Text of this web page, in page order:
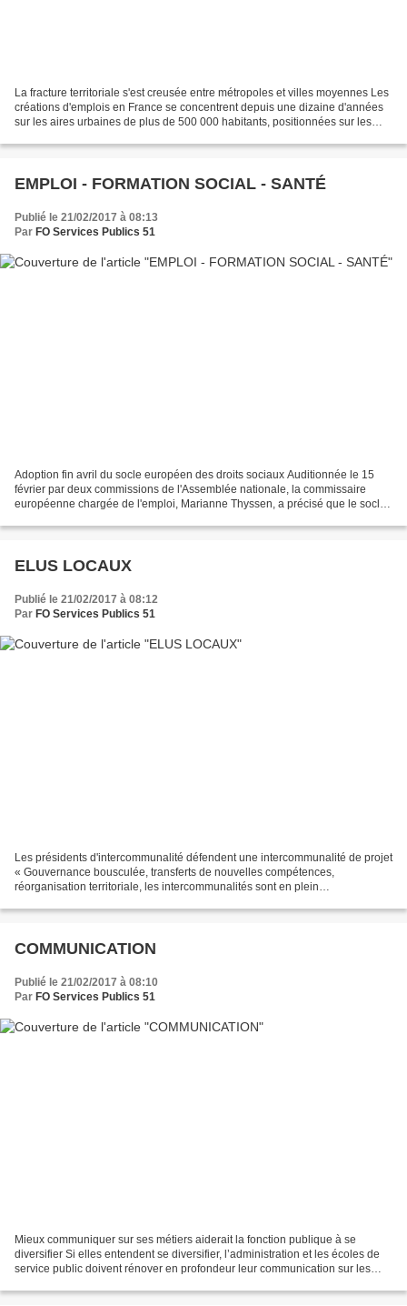
La fracture territoriale s'est creusée entre métropoles et villes moyennes Les
créations d'emplois en France se concentrent depuis une dizaine d'années
sur les aires urbaines de plus de 500 000 habitants, positionnées sur les
EMPLOI - FORMATION SOCIAL - SANTÉ
Publié le 21/02/2017 à 08:13
Par FO Services Publics 51
Adoption fin avril du socle européen des droits sociaux Auditionnée le 15
février par deux commissions de l'Assemblée nationale, la commissaire
européenne chargée de l'emploi, Marianne Thyssen, a précisé que le socle
ELUS LOCAUX
Publié le 21/02/2017 à 08:12
Par FO Services Publics 51
Les présidents d'intercommunalité défendent une intercommunalité de projet
« Gouvernance bousculée, transferts de nouvelles compétences,
réorganisation territoriale, les intercommunalités sont en plein
COMMUNICATION
Publié le 21/02/2017 à 08:10
Par FO Services Publics 51
Mieux communiquer sur ses métiers aiderait la fonction publique à se
diversifier Si elles entendent se diversifier, l’administration et les écoles de
service public doivent rénover en profondeur leur communication sur les